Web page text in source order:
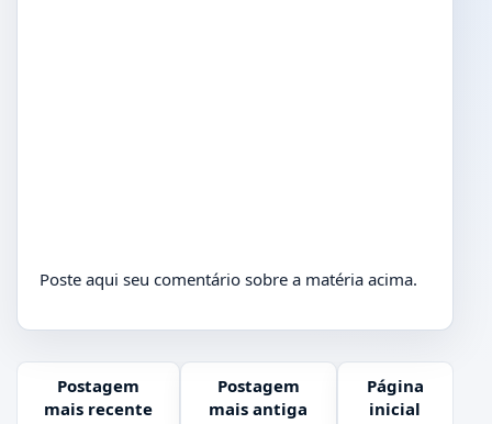
Poste aqui seu comentário sobre a matéria acima.
Postagem
mais recente
Postagem
mais antiga
Página
inicial